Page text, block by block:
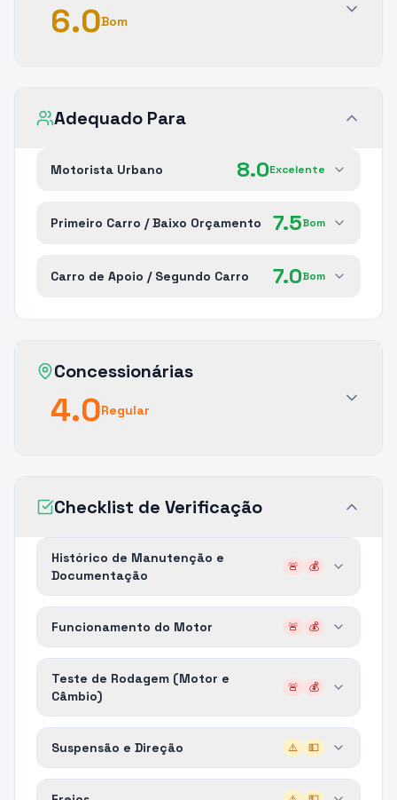
6.0Bom
Adequado Para
Motorista Urbano 8.0Excelente
Primeiro Carro / Baixo Orçamento 7.5Bom
Carro de Apoio / Segundo Carro 7.0Bom
Concessionárias
4.0Regular
Checklist de Verificação
Histórico de Manutenção e
Documentação
🚨 💰
Funcionamento do Motor 🚨 💰
Teste de Rodagem (Motor e
Câmbio)
🚨 💰
Suspensão e Direção ⚠️ 💵